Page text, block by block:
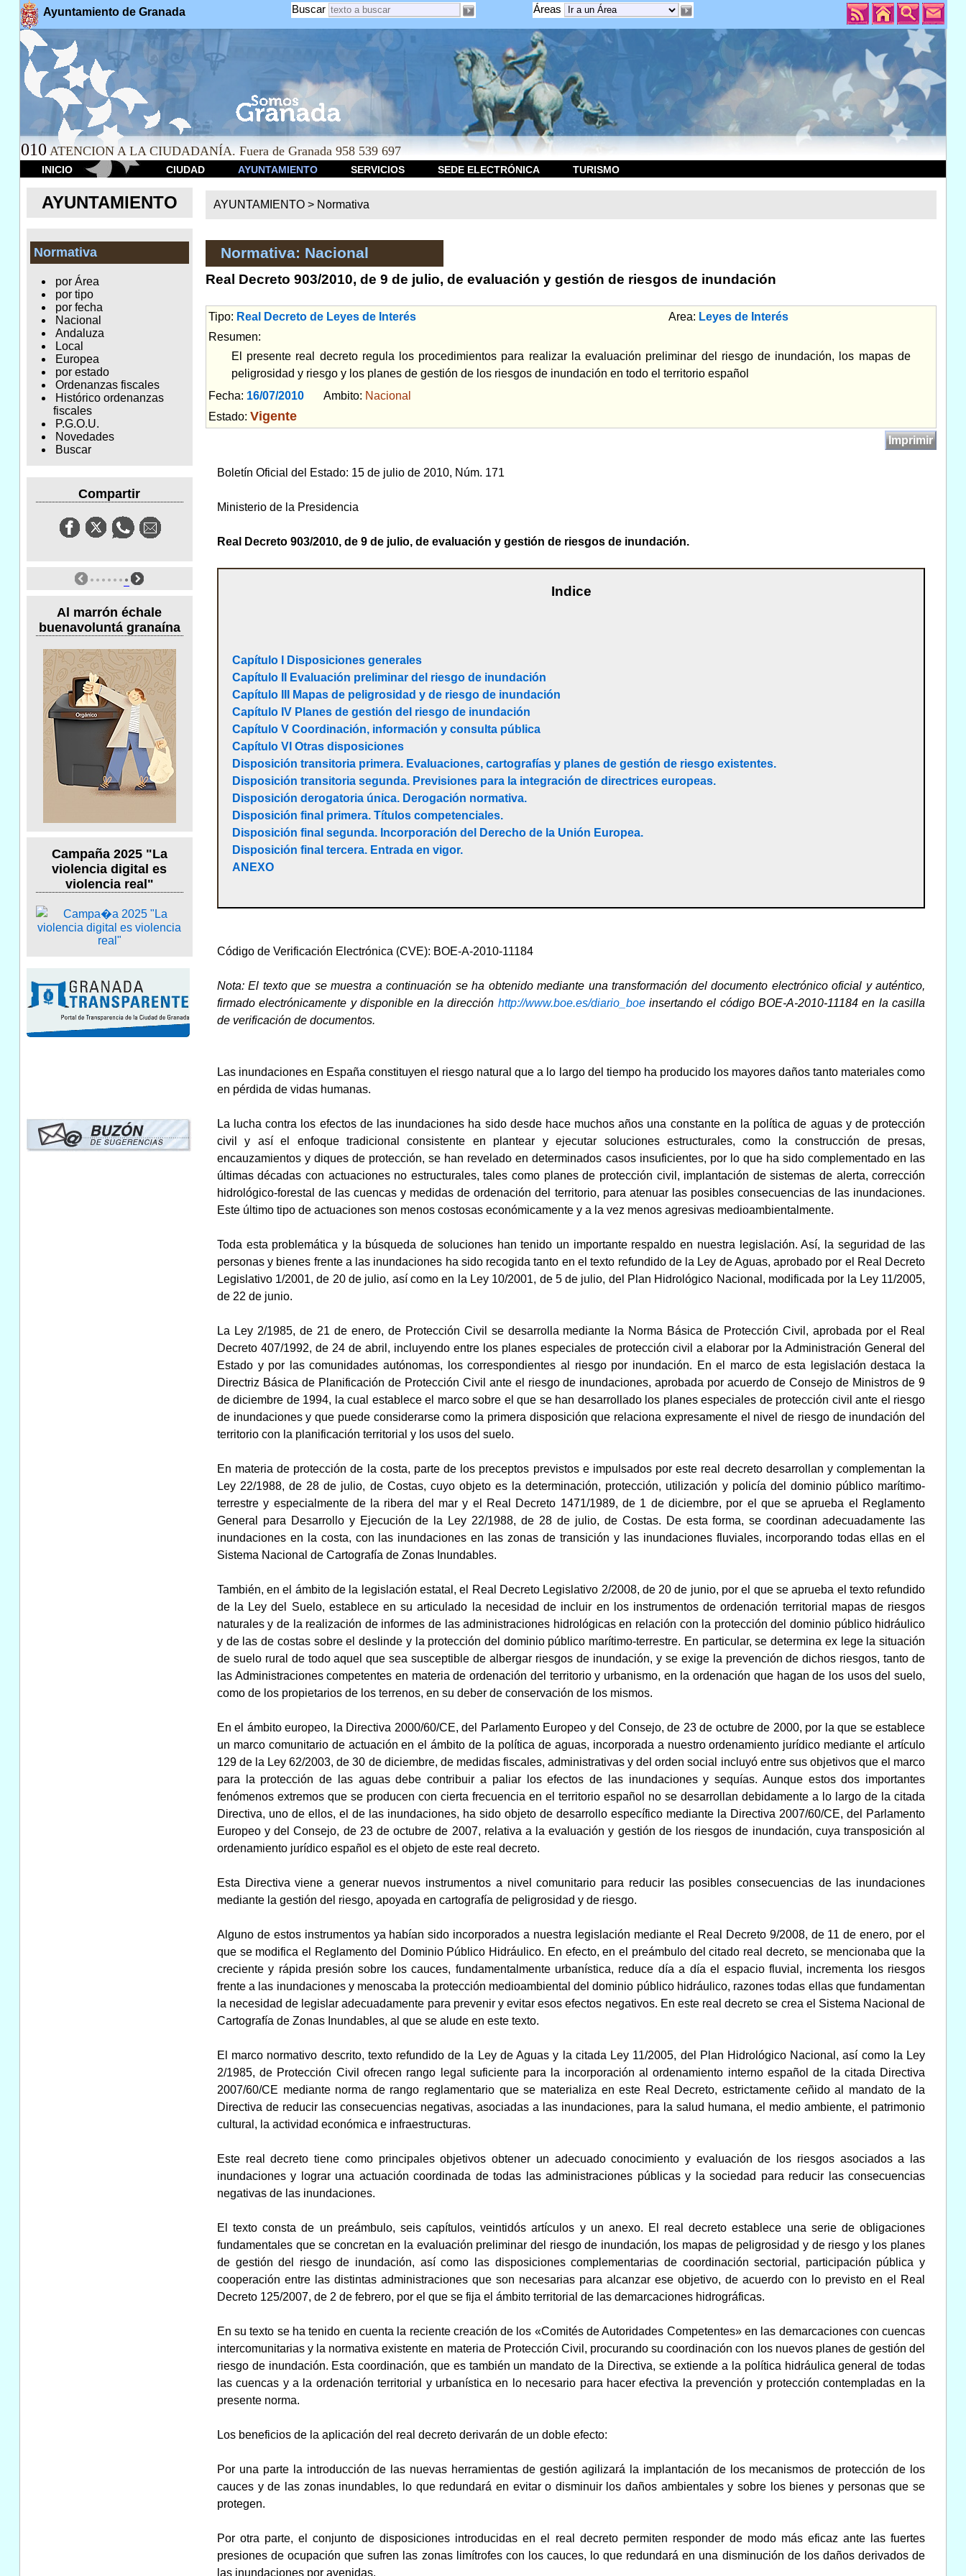
Ayuntamiento de Granada Áreas
Buscar
010 ATENCION A LA CIUDADANÍA. Fuera de Granada 958 539 697
INICIO CIUDAD AYUNTAMIENTO SERVICIOS SEDE ELECTRÓNICA TURISMO
AYUNTAMIENTO
Normativa
por Área
por tipo
por fecha
Nacional
Andaluza
Local
Europea
por estado
Ordenanzas fiscales
Histórico ordenanzas
fiscales
P.G.O.U.
Novedades
Buscar
Compartir
Al marrón échale
buenavoluntá granaína
Campaña 2025 "La
violencia digital es
violencia real"
AYUNTAMIENTO > Normativa
Normativa: Nacional
Real Decreto 903/2010, de 9 de julio, de evaluación y gestión de riesgos de inundación
Tipo: Real Decreto de Leyes de Interés Area: Leyes de Interés
Resumen:
El presente real decreto regula los procedimientos para realizar la evaluación preliminar del riesgo de inundación, los mapas de
peligrosidad y riesgo y los planes de gestión de los riesgos de inundación en todo el territorio español
Fecha: 16/07/2010Ambito: Nacional
Estado: Vigente
Imprimir
Boletín Oficial del Estado: 15 de julio de 2010, Núm. 171
Ministerio de la Presidencia
Real Decreto 903/2010, de 9 de julio, de evaluación y gestión de riesgos de inundación.
Indice
Capítulo I Disposiciones generales
Capítulo II Evaluación preliminar del riesgo de inundación
Capítulo III Mapas de peligrosidad y de riesgo de inundación
Capítulo IV Planes de gestión del riesgo de inundación
Capítulo V Coordinación, información y consulta pública
Capítulo VI Otras disposiciones
Disposición transitoria primera. Evaluaciones, cartografías y planes de gestión de riesgo existentes.
Disposición transitoria segunda. Previsiones para la integración de directrices europeas.
Disposición derogatoria única. Derogación normativa.
Disposición final primera. Títulos competenciales.
Disposición final segunda. Incorporación del Derecho de la Unión Europea.
Disposición final tercera. Entrada en vigor.
ANEXO
Código de Verificación Electrónica (CVE): BOE-A-2010-11184
Nota: El texto que se muestra a continuación se ha obtenido mediante una transformación del documento electrónico oficial y auténtico,
firmado electrónicamente y disponible en la dirección http://www.boe.es/diario_boeinsertando el código BOE-A-2010-11184 en la casilla
de verificación de documentos.
Las inundaciones en España constituyen el riesgo natural que a lo largo del tiempo ha producido los mayores daños tanto materiales como
en pérdida de vidas humanas.
La lucha contra los efectos de las inundaciones ha sido desde hace muchos años una constante en la política de aguas y de protección
civil y así el enfoque tradicional consistente en plantear y ejecutar soluciones estructurales, como la construcción de presas,
encauzamientos y diques de protección, se han revelado en determinados casos insuficientes, por lo que ha sido complementado en las
últimas décadas con actuaciones no estructurales, tales como planes de protección civil, implantación de sistemas de alerta, corrección
hidrológico-forestal de las cuencas y medidas de ordenación del territorio, para atenuar las posibles consecuencias de las inundaciones.
Este último tipo de actuaciones son menos costosas económicamente y a la vez menos agresivas medioambientalmente.
Toda esta problemática y la búsqueda de soluciones han tenido un importante respaldo en nuestra legislación. Así, la seguridad de las
personas y bienes frente a las inundaciones ha sido recogida tanto en el texto refundido de la Ley de Aguas, aprobado por el Real Decreto
Legislativo 1/2001, de 20 de julio, así como en la Ley 10/2001, de 5 de julio, del Plan Hidrológico Nacional, modificada por la Ley 11/2005,
de 22 de junio.
La Ley 2/1985, de 21 de enero, de Protección Civil se desarrolla mediante la Norma Básica de Protección Civil, aprobada por el Real
Decreto 407/1992, de 24 de abril, incluyendo entre los planes especiales de protección civil a elaborar por la Administración General del
Estado y por las comunidades autónomas, los correspondientes al riesgo por inundación. En el marco de esta legislación destaca la
Directriz Básica de Planificación de Protección Civil ante el riesgo de inundaciones, aprobada por acuerdo de Consejo de Ministros de 9
de diciembre de 1994, la cual establece el marco sobre el que se han desarrollado los planes especiales de protección civil ante el riesgo
de inundaciones y que puede considerarse como la primera disposición que relaciona expresamente el nivel de riesgo de inundación del
territorio con la planificación territorial y los usos del suelo.
En materia de protección de la costa, parte de los preceptos previstos e impulsados por este real decreto desarrollan y complementan la
Ley 22/1988, de 28 de julio, de Costas, cuyo objeto es la determinación, protección, utilización y policía del dominio público marítimo-
terrestre y especialmente de la ribera del mar y el Real Decreto 1471/1989, de 1 de diciembre, por el que se aprueba el Reglamento
General para Desarrollo y Ejecución de la Ley 22/1988, de 28 de julio, de Costas. De esta forma, se coordinan adecuadamente las
inundaciones en la costa, con las inundaciones en las zonas de transición y las inundaciones fluviales, incorporando todas ellas en el
Sistema Nacional de Cartografía de Zonas Inundables.
También, en el ámbito de la legislación estatal, el Real Decreto Legislativo 2/2008, de 20 de junio, por el que se aprueba el texto refundido
de la Ley del Suelo, establece en su articulado la necesidad de incluir en los instrumentos de ordenación territorial mapas de riesgos
naturales y de la realización de informes de las administraciones hidrológicas en relación con la protección del dominio público hidráulico
y de las de costas sobre el deslinde y la protección del dominio público marítimo-terrestre. En particular, se determina ex lege la situación
de suelo rural de todo aquel que sea susceptible de albergar riesgos de inundación, y se exige la prevención de dichos riesgos, tanto de
las Administraciones competentes en materia de ordenación del territorio y urbanismo, en la ordenación que hagan de los usos del suelo,
como de los propietarios de los terrenos, en su deber de conservación de los mismos.
En el ámbito europeo, la Directiva 2000/60/CE, del Parlamento Europeo y del Consejo, de 23 de octubre de 2000, por la que se establece
un marco comunitario de actuación en el ámbito de la política de aguas, incorporada a nuestro ordenamiento jurídico mediante el artículo
129 de la Ley 62/2003, de 30 de diciembre, de medidas fiscales, administrativas y del orden social incluyó entre sus objetivos que el marco
para la protección de las aguas debe contribuir a paliar los efectos de las inundaciones y sequías. Aunque estos dos importantes
fenómenos extremos que se producen con cierta frecuencia en el territorio español no se desarrollan debidamente a lo largo de la citada
Directiva, uno de ellos, el de las inundaciones, ha sido objeto de desarrollo específico mediante la Directiva 2007/60/CE, del Parlamento
Europeo y del Consejo, de 23 de octubre de 2007, relativa a la evaluación y gestión de los riesgos de inundación, cuya transposición al
ordenamiento jurídico español es el objeto de este real decreto.
Esta Directiva viene a generar nuevos instrumentos a nivel comunitario para reducir las posibles consecuencias de las inundaciones
mediante la gestión del riesgo, apoyada en cartografía de peligrosidad y de riesgo.
Alguno de estos instrumentos ya habían sido incorporados a nuestra legislación mediante el Real Decreto 9/2008, de 11 de enero, por el
que se modifica el Reglamento del Dominio Público Hidráulico. En efecto, en el preámbulo del citado real decreto, se mencionaba que la
creciente y rápida presión sobre los cauces, fundamentalmente urbanística, reduce día a día el espacio fluvial, incrementa los riesgos
frente a las inundaciones y menoscaba la protección medioambiental del dominio público hidráulico, razones todas ellas que fundamentan
la necesidad de legislar adecuadamente para prevenir y evitar esos efectos negativos. En este real decreto se crea el Sistema Nacional de
Cartografía de Zonas Inundables, al que se alude en este texto.
El marco normativo descrito, texto refundido de la Ley de Aguas y la citada Ley 11/2005, del Plan Hidrológico Nacional, así como la Ley
2/1985, de Protección Civil ofrecen rango legal suficiente para la incorporación al ordenamiento interno español de la citada Directiva
2007/60/CE mediante norma de rango reglamentario que se materializa en este Real Decreto, estrictamente ceñido al mandato de la
Directiva de reducir las consecuencias negativas, asociadas a las inundaciones, para la salud humana, el medio ambiente, el patrimonio
cultural, la actividad económica e infraestructuras.
Este real decreto tiene como principales objetivos obtener un adecuado conocimiento y evaluación de los riesgos asociados a las
inundaciones y lograr una actuación coordinada de todas las administraciones públicas y la sociedad para reducir las consecuencias
negativas de las inundaciones.
El texto consta de un preámbulo, seis capítulos, veintidós artículos y un anexo. El real decreto establece una serie de obligaciones
fundamentales que se concretan en la evaluación preliminar del riesgo de inundación, los mapas de peligrosidad y de riesgo y los planes
de gestión del riesgo de inundación, así como las disposiciones complementarias de coordinación sectorial, participación pública y
cooperación entre las distintas administraciones que son necesarias para alcanzar ese objetivo, de acuerdo con lo previsto en el Real
Decreto 125/2007, de 2 de febrero, por el que se fija el ámbito territorial de las demarcaciones hidrográficas.
En su texto se ha tenido en cuenta la reciente creación de los «Comités de Autoridades Competentes» en las demarcaciones con cuencas
intercomunitarias y la normativa existente en materia de Protección Civil, procurando su coordinación con los nuevos planes de gestión del
riesgo de inundación. Esta coordinación, que es también un mandato de la Directiva, se extiende a la política hidráulica general de todas
las cuencas y a la ordenación territorial y urbanística en lo necesario para hacer efectiva la prevención y protección contempladas en la
presente norma.
Los beneficios de la aplicación del real decreto derivarán de un doble efecto:
Por una parte la introducción de las nuevas herramientas de gestión agilizará la implantación de los mecanismos de protección de los
cauces y de las zonas inundables, lo que redundará en evitar o disminuir los daños ambientales y sobre los bienes y personas que se
protegen.
Por otra parte, el conjunto de disposiciones introducidas en el real decreto permiten responder de modo más eficaz ante las fuertes
presiones de ocupación que sufren las zonas limítrofes con los cauces, lo que redundará en una disminución de los daños derivados de
las inundaciones por avenidas.